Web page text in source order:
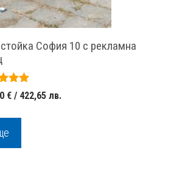
София 10 с рекламна
5
€/ 422,65 лв.